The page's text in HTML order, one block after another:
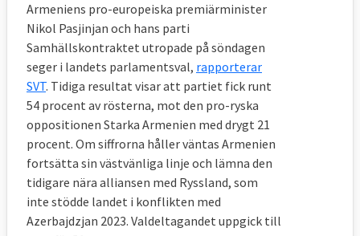
Armeniens pro-europeiska premiärminister
Nikol Pasjinjan och hans parti
Samhällskontraktet utropade på söndagen
seger i landets parlamentsval, rapporterar
SVT. Tidiga resultat visar att partiet fick runt
54 procent av rösterna, mot den pro-ryska
oppositionen Starka Armenien med drygt 21
procent. Om siffrorna håller väntas Armenien
fortsätta sin västvänliga linje och lämna den
tidigare nära alliansen med Ryssland, som
inte stödde landet i konflikten med
Azerbajdzjan 2023. Valdeltagandet uppgick till